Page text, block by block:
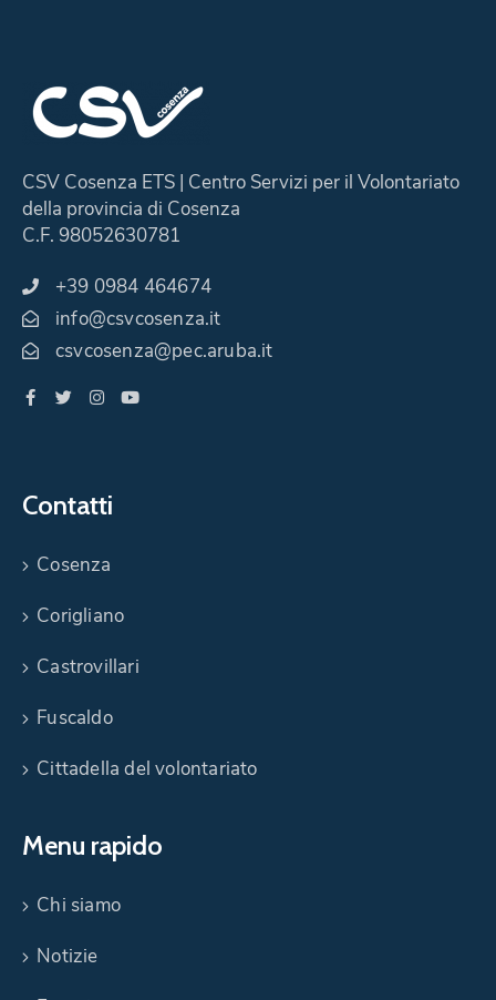
CSV Cosenza ETS | Centro Servizi per il Volontariato
della provincia di Cosenza
C.F. 98052630781
+39 0984 464674
info@csvcosenza.it
csvcosenza@pec.aruba.it
Contatti
Cosenza
Corigliano
Castrovillari
Fuscaldo
Cittadella del volontariato
Menu rapido
Chi siamo
Notizie